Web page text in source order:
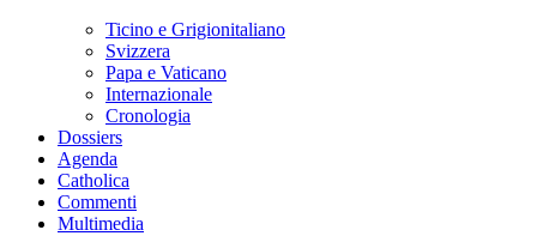
Ticino e Grigionitaliano
Svizzera
Papa e Vaticano
Internazionale
Cronologia
Dossiers
Agenda
Catholica
Commenti
Multimedia